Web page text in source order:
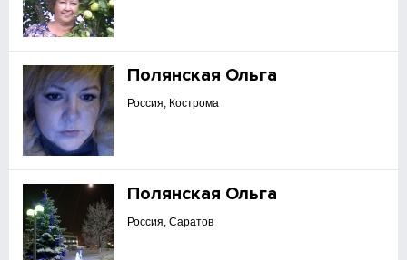
Полянская Ольга
Россия, Кострома
Полянская Ольга
Россия, Саратов